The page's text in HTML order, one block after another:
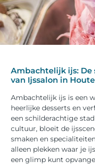
Ambachtelijk ijs:
van Ijssalon in
Ambachtelijk ijs is een
heerlijke desserts en
een schilderachtige
cultuur, bloeit de
smaken en
alleen plekken waar je
een glimp kunt